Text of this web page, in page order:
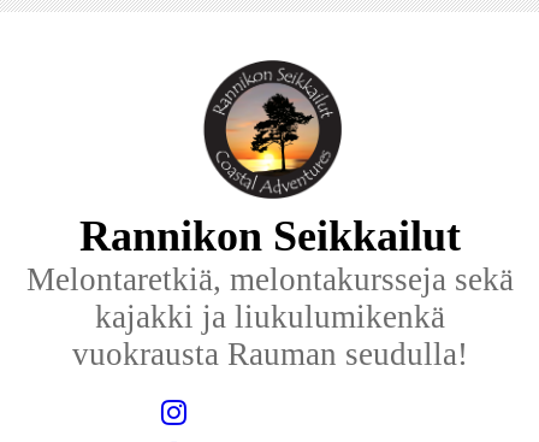
Rannikon Seikkailut
Melontaretkiä, melontakursseja sekä
kajakki ja liukulumikenkä
vuokrausta Rauman seudulla!